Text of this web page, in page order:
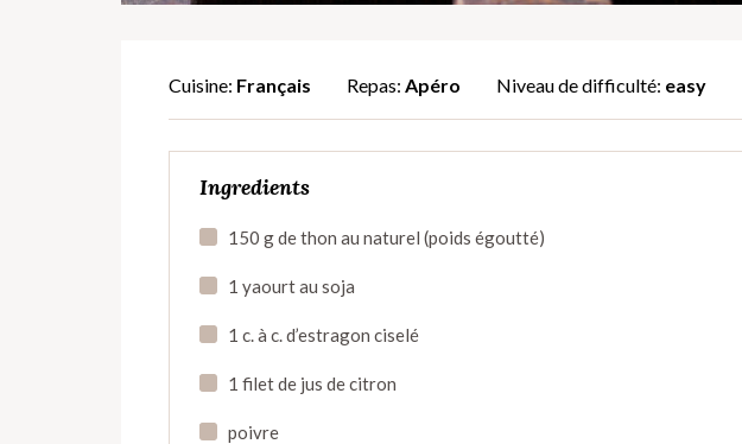
Cuisine: Français Repas: Apéro Niveau de difficulté: easy
Ingredients
150 g de thon au naturel (poids égoutté)
1 yaourt au soja
1 c. à c. d’estragon ciselé
1 filet de jus de citron
poivre